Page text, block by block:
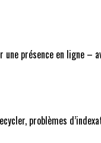
présence en ligne –
problèmes